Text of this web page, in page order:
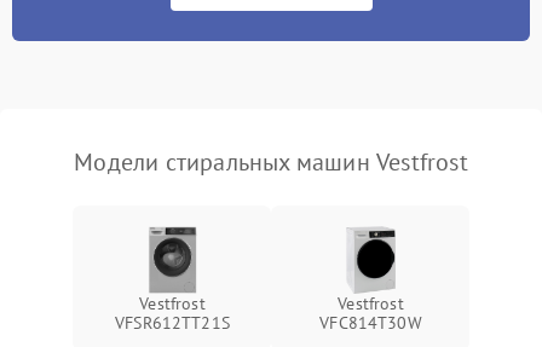
Модели стиральных машин Vestfrost
Vestfrost
VFSR612TT21S
Vestfrost
VFC814T30W